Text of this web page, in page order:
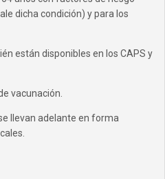
dicha condición) y para los
están disponibles en los CAPS y
vacunación.
llevan adelante en forma